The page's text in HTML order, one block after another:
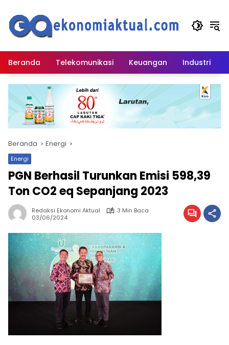
konten
Beranda Telekomunikasi Keuangan Industri
Beranda Energi
Energi
PGN Berhasil Turunkan Emisi 598,39
Ton CO2 eq Sepanjang 2023
Redaksi Ekonomi Aktual
3 Min Baca
03/06/2024